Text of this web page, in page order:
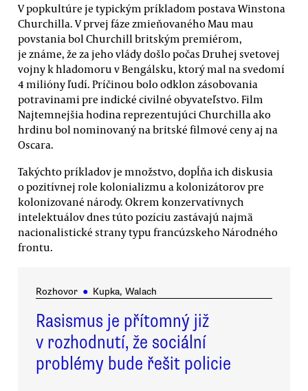
V popkultúre je typickým príkladom postava Winstona
Churchilla. V prvej fáze zmieňovaného Mau mau
povstania bol Churchill britským premiérom,
je známe, že za jeho vlády došlo počas Druhej svetovej
vojny k hladomoru v Bengálsku, ktorý mal na svedomí
4 milióny ľudí. Príčinou bolo odklon zásobovania
potravinami pre indické civilné obyvateľstvo. Film
Najtemnejšia hodina reprezentujúci Churchilla ako
hrdinu bol nominovaný na britské filmové ceny aj na
Oscara.
Takýchto príkladov je množstvo, dopĺňa ich diskusia
o pozitívnej role kolonializmu a kolonizátorov pre
kolonizované národy. Okrem konzervatívnych
intelektuálov dnes túto pozíciu zastávajú najmä
nacionalistické strany typu francúzskeho Národného
frontu.
Rozhovor ● Kupka, Walach
Rasismus je přítomný již
v rozhodnutí, že sociální
problémy bude řešit policie